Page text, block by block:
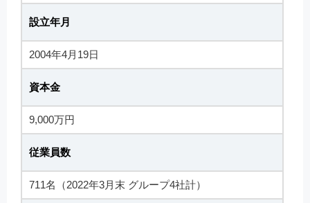
設立年月
2004年4月19日
資本金
9,000万円
従業員数
711名（2022年3月末 グループ4社計）